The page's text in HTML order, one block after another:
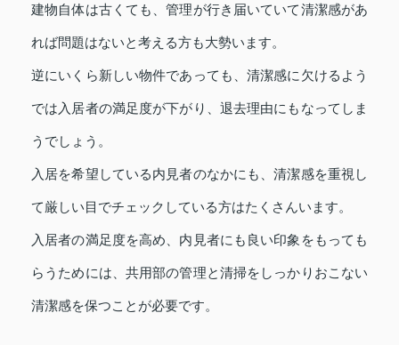
建物自体は古くても、管理が行き届いていて清潔感があ
れば問題はないと考える方も大勢います。
逆にいくら新しい物件であっても、清潔感に欠けるよう
では入居者の満足度が下がり、退去理由にもなってしま
うでしょう。
入居を希望している内見者のなかにも、清潔感を重視し
て厳しい目でチェックしている方はたくさんいます。
入居者の満足度を高め、内見者にも良い印象をもっても
らうためには、共用部の管理と清掃をしっかりおこない
清潔感を保つことが必要です。